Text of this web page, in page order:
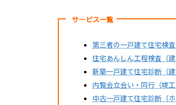
サービス一覧
第三者の一戸建て住宅検
住宅あんしん工程検査（建
新築一戸建て住宅診断（
内覧会立会い・同行（竣工
中古一戸建て住宅診断（